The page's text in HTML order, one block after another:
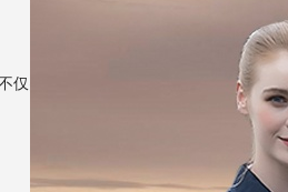
突显企业品牌实力，而且